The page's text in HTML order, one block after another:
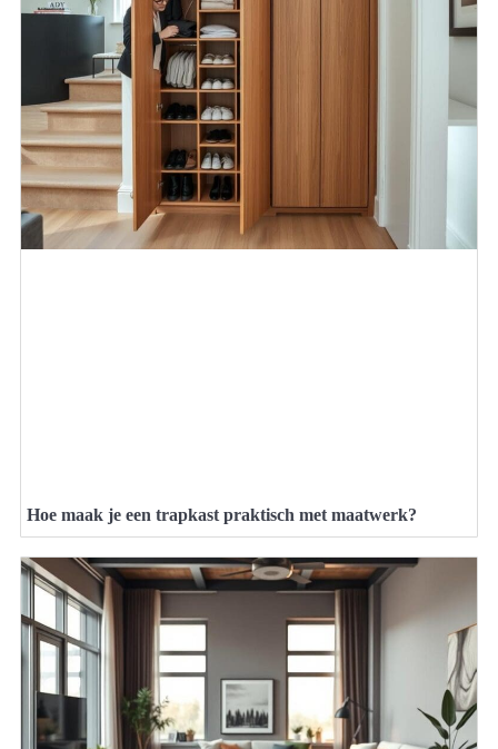
Hoe maak je een trapkast praktisch met maatwerk?